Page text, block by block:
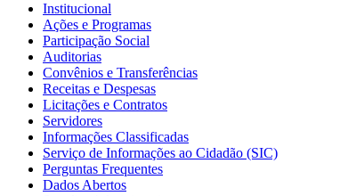
Institucional
Ações e Programas
Participação Social
Auditorias
Convênios e Transferências
Receitas e Despesas
Licitações e Contratos
Servidores
Informações Classificadas
Serviço de Informações ao Cidadão (SIC)
Perguntas Frequentes
Dados Abertos